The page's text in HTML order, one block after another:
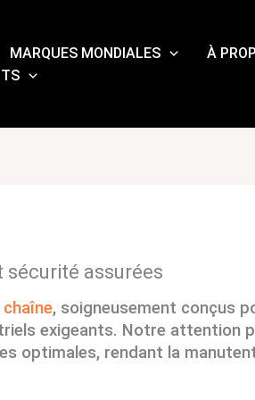
MARQUES MONDIALES À
sécurité assurées
, soigneusement conçus
exigeants. Notre attention
optimales, rendant la